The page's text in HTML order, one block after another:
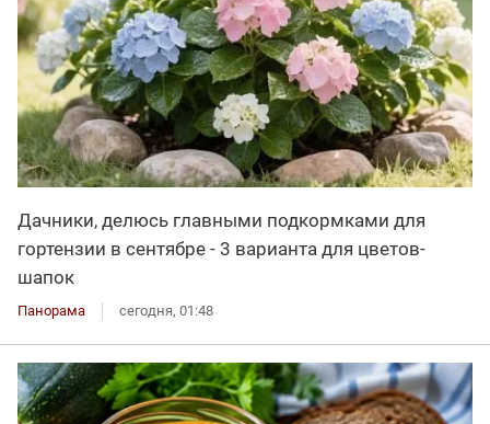
Дачники, делюсь главными подкормками для
гортензии в сентябре - 3 варианта для цветов-
шапок
Панорама сегодня, 01:48